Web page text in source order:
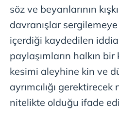
söz ve beyanlarının
davranışlar
içerdiği kaydedilen
paylaşımların halkın
kesimi aleyhine kin ve
ayrımcılığı
nitelikte olduğu ifade